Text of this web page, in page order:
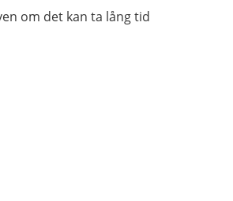
om det kan ta lång tid